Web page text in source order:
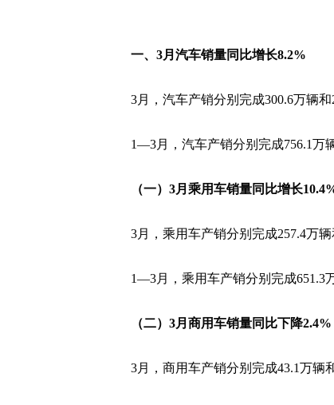
一、3月汽车销量同比增长8.2%
3月，汽车产销分别完成300.6万辆和
1—3月，汽车产销分别完成756.1万
（一）3月乘用车销量同比增长
3月，乘用车产销分别完成257.4万辆
1—3月，乘用车产销分别完成651.3
（二）3月商用车销量同比下降2.4%
3月，商用车产销分别完成43.1万辆